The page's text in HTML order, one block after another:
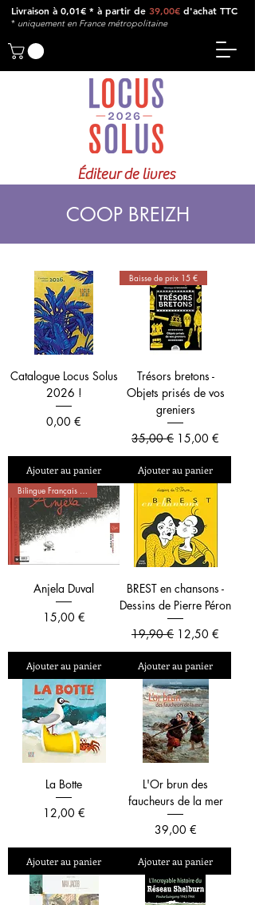
Livraison à 0,01€ * à partir de 39,00€ d'achat TTC
* uniquement en France métropolitaine
Éditeur de livres
COOP BREIZH
Catalogue Locus Solus
2026 !
Prix
0,00 €
Ajouter au panier
Baisse de prix 15 €
Trésors bretons -
Objets prisés de vos
greniers
Prix original
35,00 € Prix promotionnel
15,00 €
Ajouter au panier
Bilingue Français - Breton
Anjela Duval
Prix
15,00 €
Ajouter au panier
BREST en chansons -
Dessins de Pierre Péron
Prix original
19,90 € Prix promotionnel
12,50 €
Ajouter au panier
La Botte
Prix
12,00 €
Ajouter au panier
L'Or brun des
faucheurs de la mer
Prix
39,00 €
Ajouter au panier